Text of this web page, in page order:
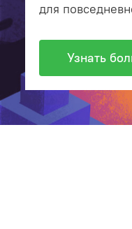
для
Узнать